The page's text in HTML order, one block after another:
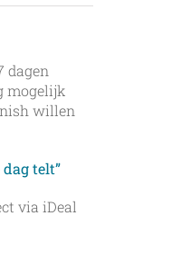
dagen
mogelijk
willen
telt”
via iDeal